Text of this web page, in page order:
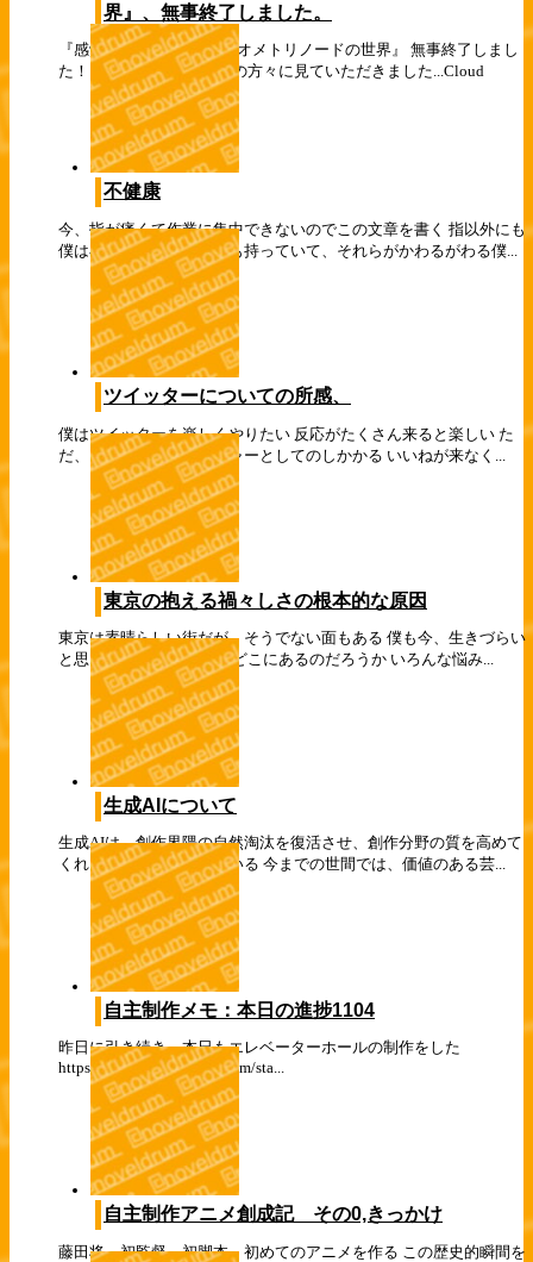
界』、無事終了しました。
『感覚で学ぶ！Blender ジオメトリノードの世界』 無事終了しまし
た！ 予想以上にたくさんの方々に見ていただきました...Cloud
不健康
今、指が痛くて作業に集中できないのでこの文章を書く 指以外にも
僕は小さな病気をいくつも持っていて、それらがかわるがわる僕...
ツイッターについての所感、
僕はツイッターを楽しくやりたい 反応がたくさん来ると楽しい た
だ、それは僕にプレッシャーとしてのしかかる いいねが来なく...
東京の抱える禍々しさの根本的な原因
東京は素晴らしい街だが、そうでない面もある 僕も今、生きづらい
と思っている この原因はどこにあるのだろうか いろんな悩み...
生成AIについて
生成AIは、創作界隈の自然淘汰を復活させ、創作分野の質を高めて
くれるのでは、と感じている 今までの世間では、価値のある芸...
自主制作メモ：本日の進捗1104
昨日に引き続き、本日もエレベーターホールの制作をした
https://twitter.com/noveldrum/sta...
自主制作アニメ創成記 その0,きっかけ
藤田将。初監督。初脚本。初めてのアニメを作る この歴史的瞬間を